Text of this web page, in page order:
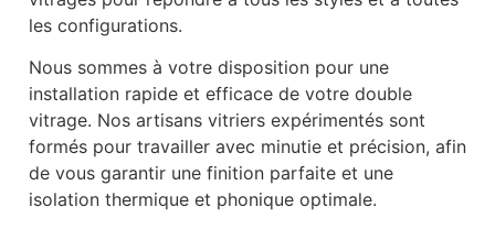
les configurations.
Nous sommes à votre disposition pour une
installation rapide et efficace de votre double
vitrage. Nos artisans vitriers expérimentés sont
formés pour travailler avec minutie et précision, afin
de vous garantir une finition parfaite et une
isolation thermique et phonique optimale.